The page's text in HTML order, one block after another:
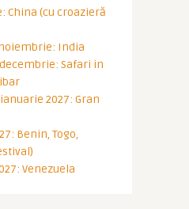
China (cu croazieră
India
Safari in
2027: Gran
Benin, Togo,
Venezuela